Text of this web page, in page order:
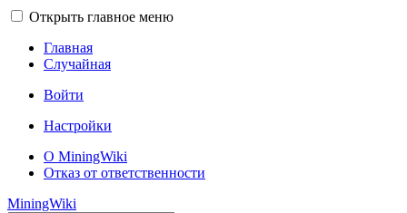
Открыть главное меню
Главная
Случайная
Войти
Настройки
О MiningWiki
Отказ от ответственности
MiningWiki